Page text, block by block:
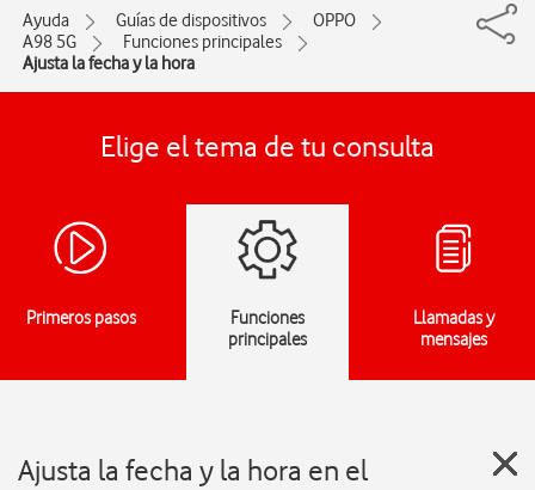
Ayuda Guías de dispositivos
OPPO
A98 5G
Funciones principales
Ajusta la fecha y la hora
Elige el tema de tu consulta
Primeros pasos
Funciones
principales
Llamadas y
mensajes
Ajusta la fecha y la hora en el